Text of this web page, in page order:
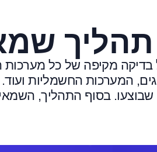
תהליך
בדיקה מקיפה של כל
המערכות החשמליות
שבוצעו. בסוף התהליך,